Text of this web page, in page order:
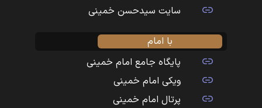
سایت سیدحسن خمینی
با امام
پایگاه جامع امام خمینی
ویکی امام خمینی
پرتال امام خمینی